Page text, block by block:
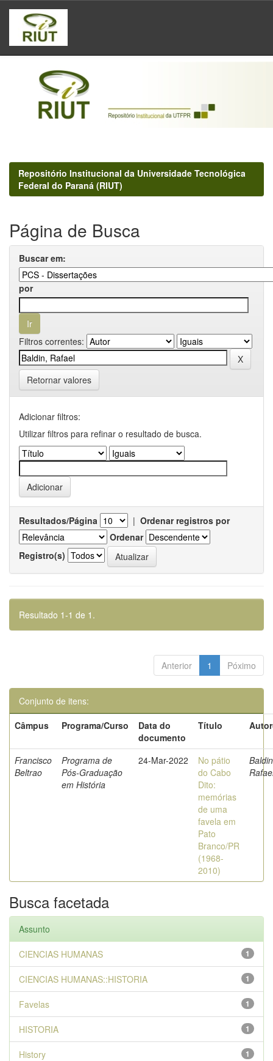
Skip
navigation
Repositório Institucional da Universidade Tecnológica
Federal do Paraná (RIUT)
Página de Busca
Buscar em:
por
Filtros correntes:
Retornar valores
Adicionar filtros:
Utilizar filtros para refinar o resultado de busca.
Resultados/Página | Ordenar registros por
Ordenar
Registro(s)
Resultado 1-1 de 1.
Anterior 1 Póximo
Conjunto de itens:
Câmpus
Programa/Curso
Data do
documento
Título
Francisco
Beltrao
Programa de
Pós-Graduação
em História
24-Mar-2022
No pátio
do Cabo
Dito:
memórias
de uma
favela em
Pato
Branco/PR
(1968-
2010)
Busca facetada
Assunto
1
CIENCIAS HUMANAS
1
CIENCIAS HUMANAS::HISTORIA
1
Favelas
1
HISTORIA
1
History